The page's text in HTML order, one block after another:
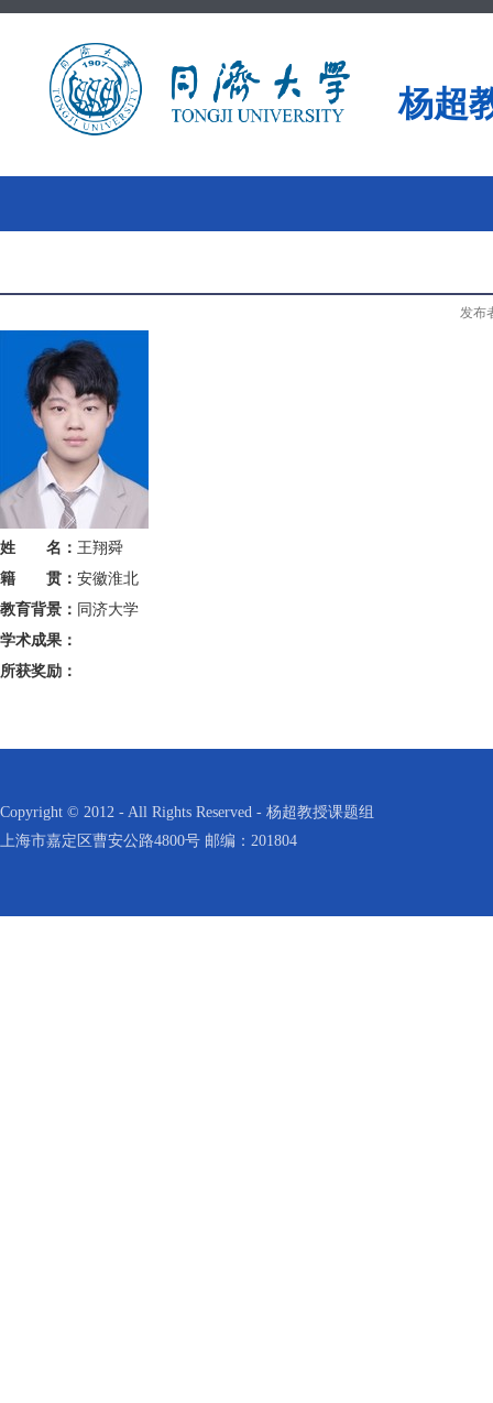
杨超
发布
姓 名： 王翔舜
籍 贯： 安徽淮北
教育背景： 同济大学
学术成果：
所获奖励：
Copyright © 2012 - All Rights Reserved - 杨超教授课题组
上海市嘉定区曹安公路4800号 邮编：201804